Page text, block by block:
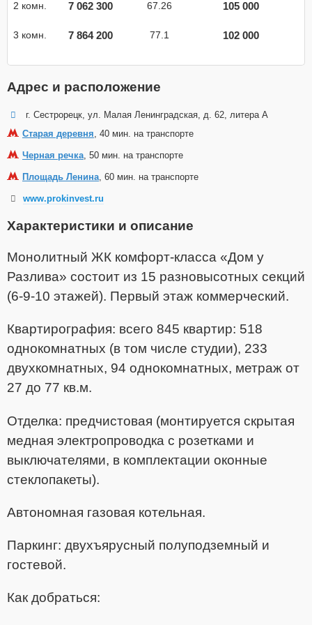
2 комн. 7 062 300 67.26 105 000
3 комн. 7 864 200 77.1 102 000
Адрес и расположение
г. Сестрорецк, ул. Малая Ленинградская, д. 62, литера А
Старая деревня, 40 мин. на транспорте
Черная речка, 50 мин. на транспорте
Площадь Ленина, 60 мин. на транспорте
www.prokinvest.ru
Характеристики и описание
Монолитный ЖК комфорт-класса «Дом у
Разлива» состоит из 15 разновысотных секций
(6-9-10 этажей). Первый этаж коммерческий.
Квартирография: всего 845 квартир: 518
однокомнатных (в том числе студии), 233
двухкомнатных, 94 однокомнатных, метраж от
27 до 77 кв.м.
Отделка: предчистовая (монтируется скрытая
медная электропроводка с розетками и
выключателями, в комплектации оконные
стеклопакеты).
Автономная газовая котельная.
Паркинг: двухъярусный полуподземный и
гостевой.
Как добраться: